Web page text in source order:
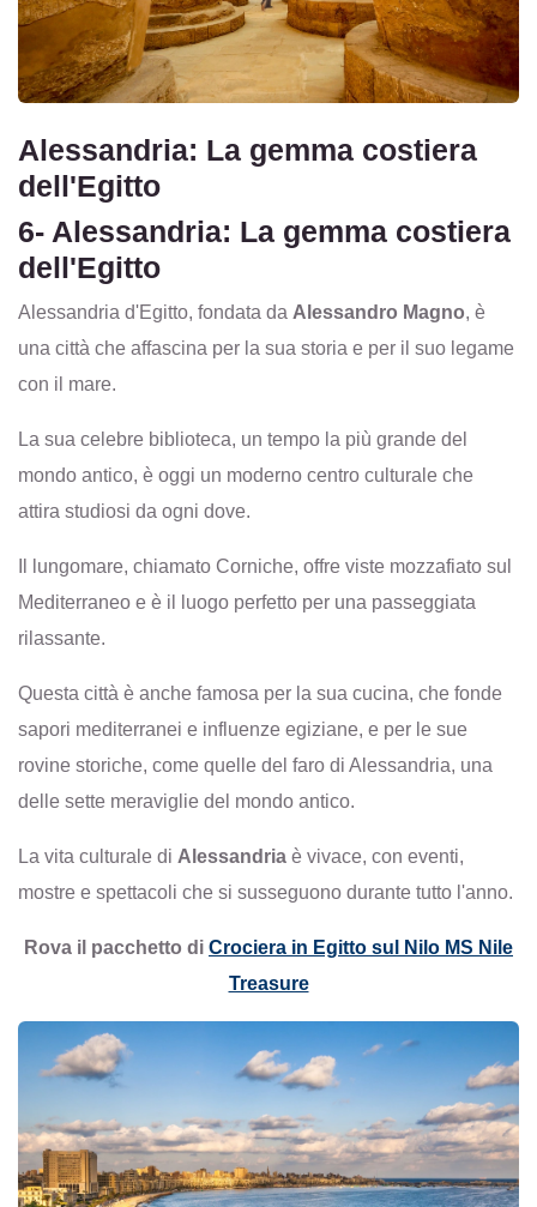
Alessandria: La gemma costiera
dell'Egitto
6- Alessandria: La gemma costiera
dell'Egitto
Alessandria d'Egitto, fondata da Alessandro Magno, è
una città che affascina per la sua storia e per il suo legame
con il mare.
La sua celebre biblioteca, un tempo la più grande del
mondo antico, è oggi un moderno centro culturale che
attira studiosi da ogni dove.
Il lungomare, chiamato Corniche, offre viste mozzafiato sul
Mediterraneo e è il luogo perfetto per una passeggiata
rilassante.
Questa città è anche famosa per la sua cucina, che fonde
sapori mediterranei e influenze egiziane, e per le sue
rovine storiche, come quelle del faro di Alessandria, una
delle sette meraviglie del mondo antico.
La vita culturale di Alessandria è vivace, con eventi,
mostre e spettacoli che si susseguono durante tutto l'anno.
Rova il pacchetto di Crociera in Egitto sul Nilo MS Nile
Treasure